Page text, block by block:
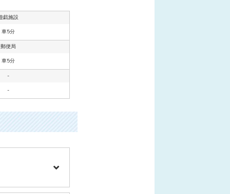
戯施設
車5分
郵便局
車5分
-
-